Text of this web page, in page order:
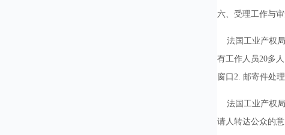
六、受理工作与
法国工业产权局
有工作人员20多
窗口2. 邮寄件处
法国工业产权局
请人转达公众的